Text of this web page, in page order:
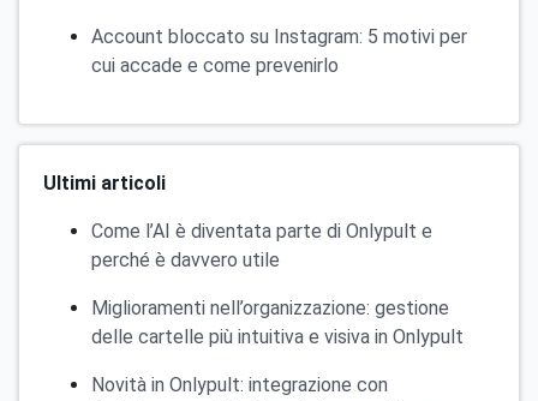
Account bloccato su Instagram: 5 motivi per
cui accade e come prevenirlo
Ultimi articoli
Come l’AI è diventata parte di Onlypult e
perché è davvero utile
Miglioramenti nell’organizzazione: gestione
delle cartelle più intuitiva e visiva in Onlypult
Novità in Onlypult: integrazione con